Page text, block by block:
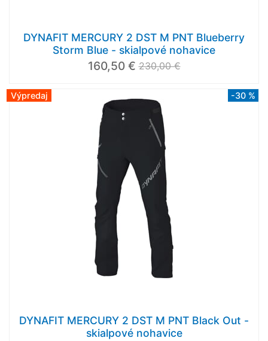
DYNAFIT MERCURY 2 DST M PNT Blueberry
Storm Blue - skialpové nohavice
160,50 € 230,00 €
Výpredaj -30 %
DYNAFIT MERCURY 2 DST M PNT Black Out -
skialpové nohavice